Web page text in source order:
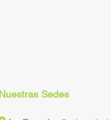
Nuestras Sedes